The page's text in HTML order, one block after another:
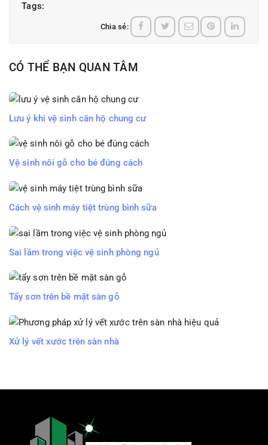
Tags:
Chia sẻ:
CÓ THỂ BẠN QUAN TÂM
Lưu ý khi vệ sinh căn hộ chung cư
Vệ sinh nôi gỗ cho bé đúng cách
Cách vệ sinh máy tiệt trùng bình sữa
Sai lầm trong việc vệ sinh phòng ngủ
Tẩy sơn trên bề mặt sàn gỗ
Xử lý vết xước trên sàn nhà